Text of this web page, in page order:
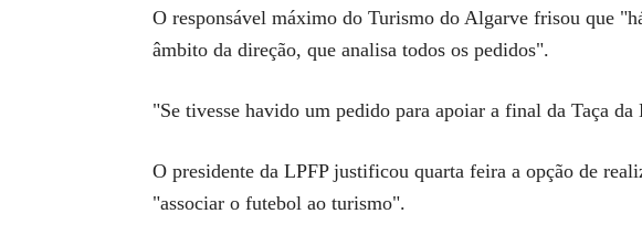
O responsável máximo do Turismo do Algarve frisou que
âmbito da direção, que analisa todos os pedidos".
"Se tivesse havido um pedido para apoiar a final da Taça
O presidente da LPFP justificou quarta feira a opção de
"associar o futebol ao turismo".